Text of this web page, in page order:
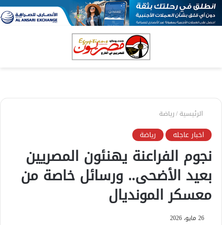
الرئيسية/رياضة
اخبار عاجله رياضة
نجوم الفراعنة يهنئون المصريين
بعيد الأضحى.. ورسائل خاصة من
معسكر المونديال
26 مايو، 2026